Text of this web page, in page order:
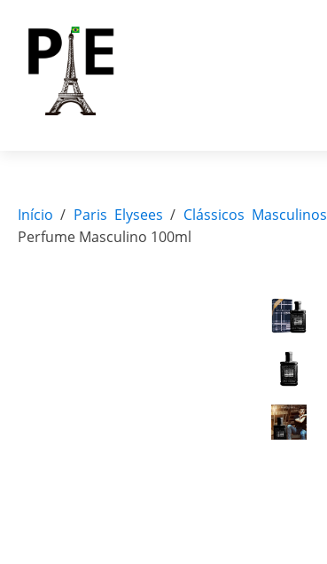
Início / Paris Elysees / Clássicos Masculinos
Perfume Masculino 100ml